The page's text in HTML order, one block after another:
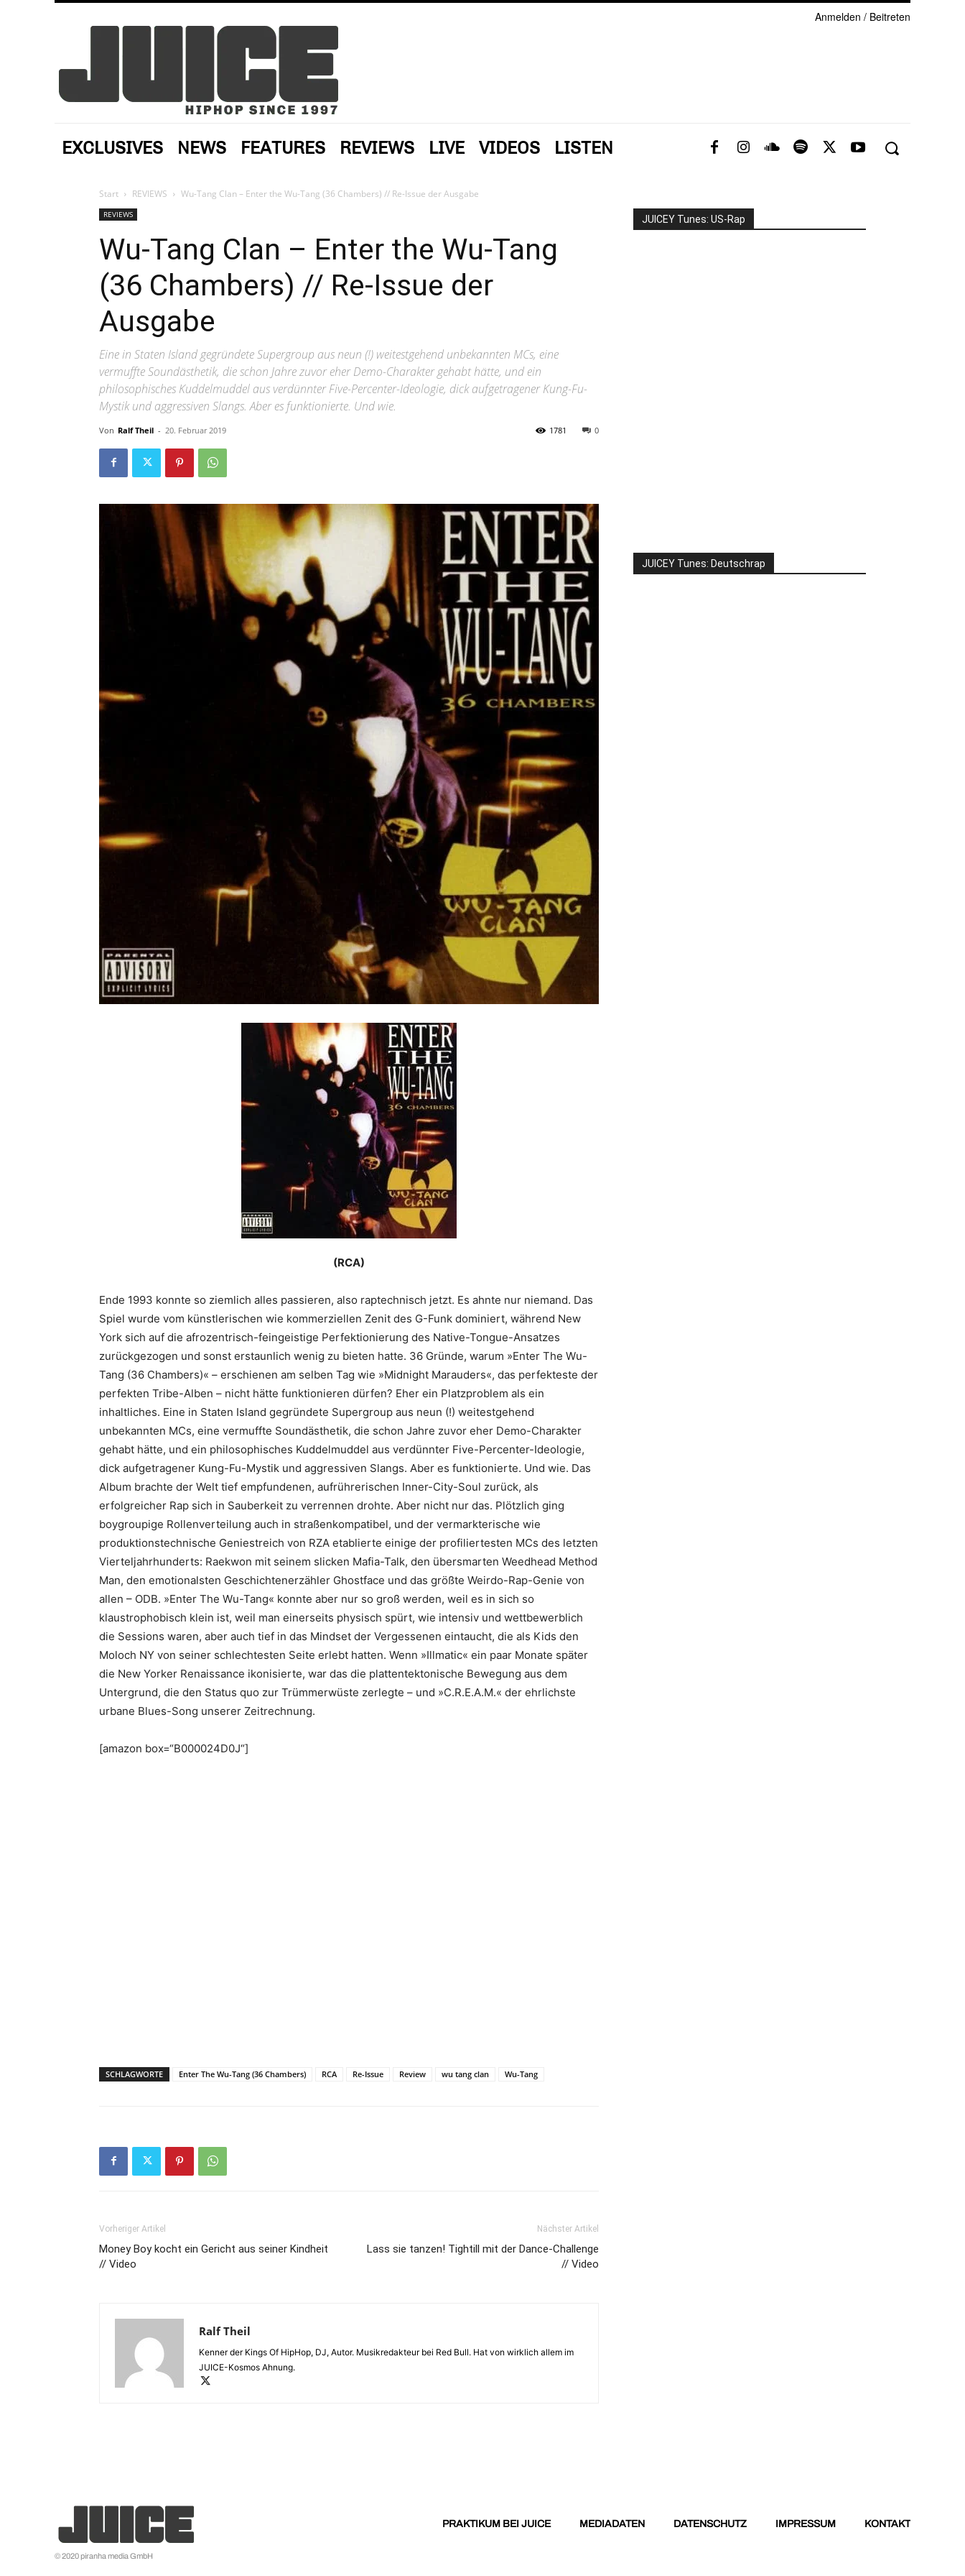
Anmelden / Beitreten
EXCLUSIVES NEWS FEATURES REVIEWS LIVE VIDEOS LISTEN
Start REVIEWS Wu-Tang Clan – Enter the Wu-Tang (36 Chambers) // Re-Issue der Ausgabe
REVIEWS
Wu-Tang Clan – Enter the Wu-Tang
(36 Chambers) // Re-Issue der
Ausgabe
Eine in Staten Island gegründete Supergroup aus neun (!) weitestgehend unbekannten MCs, eine
vermuffte Soundästhetik, die schon Jahre zuvor eher Demo-Charakter gehabt hätte, und ein
philosophisches Kuddelmuddel aus verdünnter Five-Percenter-Ideologie, dick aufgetragener Kung-Fu-
Mystik und aggressiven Slangs. Aber es funktionierte. Und wie.
Von Ralf Theil - 20. Februar 2019 0
1781
(RCA)
Ende 1993 konnte so ziemlich alles passieren, also raptechnisch jetzt. Es ahnte nur niemand. Das
Spiel wurde vom künstlerischen wie kommerziellen Zenit des G-Funk dominiert, während New
York sich auf die afrozentrisch-­feingeistige Perfektionierung des Native-Tongue-­Ansatzes
zurückgezogen und sonst erstaunlich wenig zu bieten hatte. 36 Gründe, warum »Enter The Wu-
Tang (36 Chambers)« – erschienen am selben Tag wie »Midnight Marauders«, das perfekteste der
perfekten Tribe-Alben – nicht hätte funktionieren dürfen? Eher ein Platzproblem als ein
inhaltliches. Eine in Staten Island gegründete Supergroup aus neun (!) weitestgehend
unbekannten MCs, eine vermuffte Soundästhetik, die schon Jahre zuvor eher Demo-Charakter
gehabt hätte, und ein philosophisches Kuddelmuddel aus verdünnter Five-Percenter-Ideologie,
dick aufgetragener Kung-Fu-Mystik und aggressiven Slangs. Aber es funktionierte. Und wie. Das
Album brachte der Welt tief empfundenen, aufrührerischen Inner-City-Soul zurück, als
erfolgreicher Rap sich in Sauberkeit zu verrennen drohte. Aber nicht nur das. Plötzlich ging
boygroupige Rollenverteilung auch in straßenkompatibel, und der vermarkterische wie
produktionstechnische Geniestreich von RZA etablierte einige der profiliertesten MCs des letzten
Vierteljahrhunderts: Raekwon mit seinem slicken Mafia-Talk, den übersmarten Weedhead Method
Man, den emotionalsten Geschichtenerzähler Ghostface und das größte Weirdo-Rap-Genie von
allen – ODB. »Enter The Wu-Tang« konnte aber nur so groß werden, weil es in sich so
klaustrophobisch klein ist, weil man einerseits physisch spürt, wie intensiv und wettbewerblich
die Sessions waren, aber auch tief in das Mindset der Vergessenen eintaucht, die als Kids den
Moloch NY von seiner schlechtesten Seite erlebt hatten. Wenn »Illmatic« ein paar Monate später
die New Yorker Renaissance ikonisierte, war das die plattentektonische Bewegung aus dem
Untergrund, die den Status quo zur Trümmerwüste zerlegte – und »C.R.E.A.M.« der ehrlichste
urbane Blues-Song unserer Zeitrechnung.
[amazon box=“B000024D0J“]
SCHLAGWORTE Enter The Wu-Tang (36 Chambers) RCA Re-Issue Review wu tang clan Wu-Tang
Vorheriger Artikel
Money Boy kocht ein Gericht aus seiner Kindheit
// Video
Nächster Artikel
Lass sie tanzen! Tightill mit der Dance-Challenge
// Video
Ralf Theil
Kenner der Kings Of HipHop, DJ, Autor. Musikredakteur bei Red Bull. Hat von wirklich allem im
JUICE-Kosmos Ahnung.
JUICEY Tunes: US-Rap
JUICEY Tunes: Deutschrap
PRAKTIKUM BEI JUICE MEDIADATEN DATENSCHUTZ IMPRESSUM KONTAKT
© 2020 piranha media GmbH